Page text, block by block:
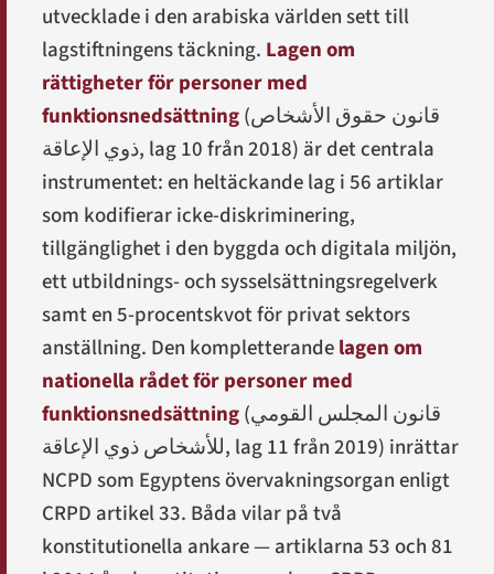
utvecklade i den arabiska världen sett till
lagstiftningens täckning. Lagen om
rättigheter för personer med
funktionsnedsättning(قانون حقوق الأشخاص
ذوي الإعاقة, lag 10 från 2018) är det centrala
instrumentet: en heltäckande lag i 56 artiklar
som kodifierar icke-diskriminering,
tillgänglighet i den byggda och digitala miljön,
ett utbildnings- och sysselsättningsregelverk
samt en 5-procentskvot för privat sektors
anställning. Den kompletterandelagen om
nationella rådet för personer med
funktionsnedsättning(قانون المجلس القومي
للأشخاص ذوي الإعاقة, lag 11 från 2019) inrättar
NCPD som Egyptens övervakningsorgan enligt
CRPD artikel 33. Båda vilar på två
konstitutionella ankare — artiklarna 53 och 81